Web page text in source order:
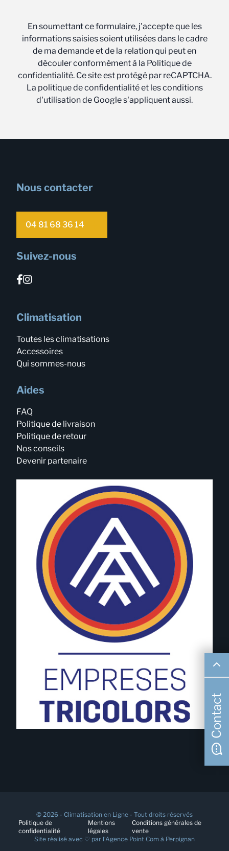
En soumettant ce formulaire, j'accepte que les
informations saisies soient utilisées dans le cadre
de ma demande et de la relation qui peut en
découler conformément à la Politique de
confidentialité. Ce site est protégé par reCAPTCHA.
La politique de confidentialité et les conditions
d'utilisation de Google s'appliquent aussi.
Nous contacter
04 81 68 36 14
Suivez-nous
Climatisation
Toutes les climatisations
Accessoires
Qui sommes-nous
Aides
FAQ
Politique de livraison
Politique de retour
Nos conseils
Devenir partenaire
© 2026 - Climatisation en Ligne - Tout droits réservés
Politique de
confidentialité
Mentions
légales
Conditions générales de
vente
Site réalisé avec ♡ par l’Agence Point Com à Perpignan
Contact